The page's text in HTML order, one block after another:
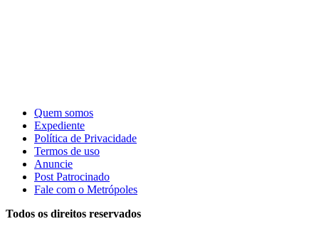
Quem somos
Expediente
Política de Privacidade
Termos de uso
Anuncie
Post Patrocinado
Fale com o Metrópoles
Todos os direitos reservados